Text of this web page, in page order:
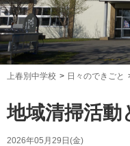
上春別中学校 日々のできごと
地域清掃活動
2026年05月29日(金)